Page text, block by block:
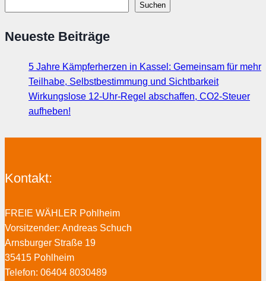
Suchen
Neueste Beiträge
5 Jahre Kämpferherzen in Kassel: Gemeinsam für mehr
Teilhabe, Selbstbestimmung und Sichtbarkeit
Wirkungslose 12-Uhr-Regel abschaffen, CO2-Steuer
aufheben!
Kontakt:
FREIE WÄHLER Pohlheim
Vorsitzender: Andreas Schuch
Arnsburger Straße 19
35415 Pohlheim
Telefon: 06404 8030489